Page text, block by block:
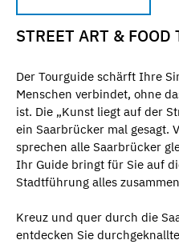
STREET ART & FOOD
Der Tourguide schärft Ihre
Menschen verbindet, ohne
ist. Die „Kunst liegt auf der
ein Saarbrücker mal gesagt.
sprechen alle Saarbrücker
Ihr Guide bringt für Sie auf
Stadtführung alles
Kreuz und quer durch die
entdecken Sie